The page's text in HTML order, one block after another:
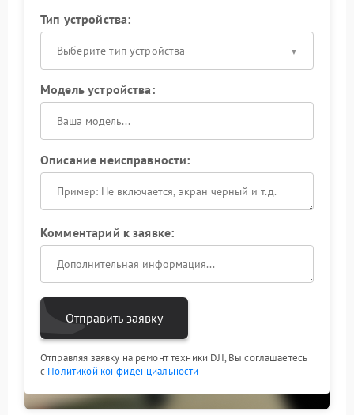
Тип устройства:
Выберите тип устройства
Модель устройства:
Описание неисправности:
Комментарий к заявке:
Отправить заявку
Отправляя заявку на ремонт техники DJI, Вы соглашаетесь
с Политикой конфиденциальности